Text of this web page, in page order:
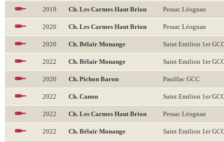
2019 Ch. Les Carmes Haut Brion Pessac Léognan
2020 Ch. Les Carmes Haut Brion Pessac Léognan
2020 Ch. Bélair Monange Saint Emilion 1er
2022 Ch. Bélair Monange Saint Emilion 1er
2020 Ch. Pichon Baron Pauillac GCC
2022 Ch. Canon Saint Emilion 1er
2022 Ch. Les Carmes Haut Brion Pessac Léognan
2022 Ch. Bélair Monange Saint Emilion 1er